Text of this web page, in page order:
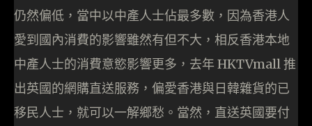
仍然偏低，當中以中產人士佔最多數，因為香港人
愛到國內消費的影響雖然有但不大，相反香港本地
中產人士的消費意慾影響更多，去年 HKTVmall 推
出英國的網購直送服務，偏愛香港與日韓雜貨的已
移民人士，就可以一解鄉愁。當然，直送英國要付